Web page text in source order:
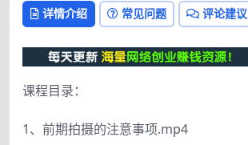
详情介绍 常见问题 评论建议
课程目录：
1、前期拍摄的注意事项.mp4